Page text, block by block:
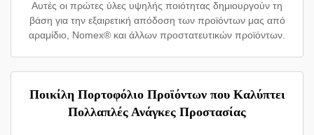
Αυτές οι πρώτες ύλες υψηλής ποιότητας δημιουργούν τη
βάση για την εξαιρετική απόδοση των προϊόντων μας από
αραμίδιο, Nomex® και άλλων προστατευτικών προϊόντων.
Ποικίλη Πορτοφόλιο Προϊόντων που Καλύπτει
Πολλαπλές Ανάγκες Προστασίας